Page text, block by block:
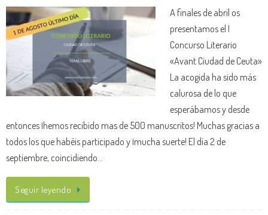
A finales de abril os
presentamos el I
Concurso Literario
«Avant Ciudad de Ceuta»
La acogida ha sido más
calurosa de lo que
esperábamos y desde
entonces ¡hemos recibido mas de 500 manuscritos! Muchas gracias a
todos los que habéis participado y ¡mucha suerte! El día 2 de
septiembre, coincidiendo…
Seguir leyendo